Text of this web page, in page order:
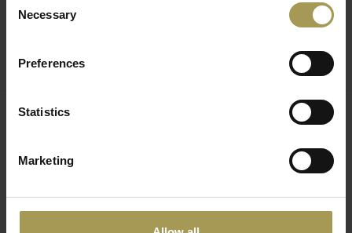
Selection
Necessary
Preferences
Statistics
Marketing
Onze wash+Dry collectie van Kleentex biedt een
deurmatten en schoonloopmatten voor maximaal comfort.
Blijvende slipvast nitrilrubbere matten zijn esthetisch en
en stijlen - verschillen van deurmat tot deurmat - kunnen
staat bekend om zijn creatieve, elegante en functionele